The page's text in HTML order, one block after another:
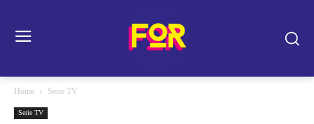
Home Serie TV
Serie TV